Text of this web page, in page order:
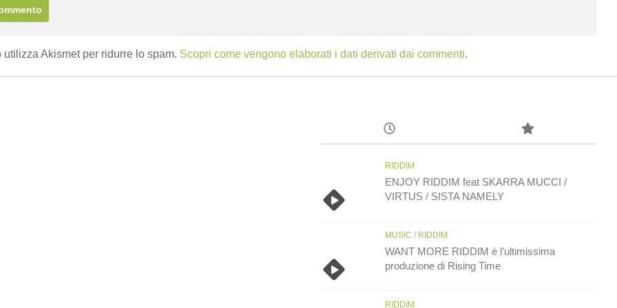
utilizza Akismet per ridurre lo spam. Scopri come vengono elaborati i dati derivati dai commenti.
RIDDIM
ENJOY RIDDIM feat SKARRA MUCCI /
VIRTUS / SISTA NAMELY
MUSIC / RIDDIM
WANT MORE RIDDIM è l’ultimissima
produzione di Rising Time
RIDDIM